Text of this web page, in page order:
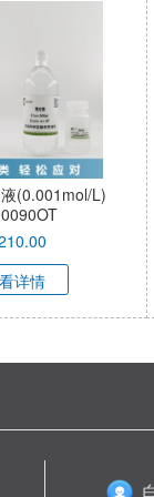
(0.001mol/L)
详情